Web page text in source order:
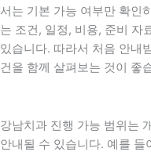
서는 기본 가능 여부만 확인
는 조건, 일정, 비용, 준비 자
있습니다. 따라서 처음 안내
건을 함께 살펴보는 것이 좋
강남치과 진행 가능 범위는
안내될 수 있습니다. 예를